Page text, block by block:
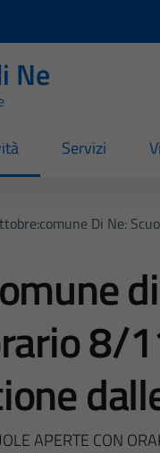
Ne
Servizi
Di Ne:
8/
APERTE CON